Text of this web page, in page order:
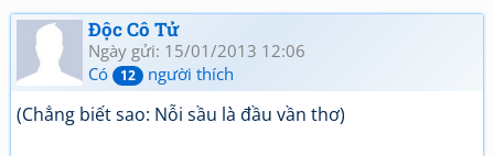
Độc Cô Tử
Ngày gửi: 15/01/2013 12:06
Có
12 người thích
(Chẳng biết sao: Nỗi sầu là đầu vần thơ)